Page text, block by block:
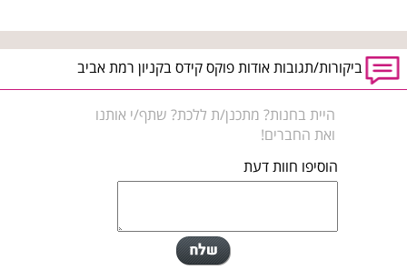
ביקורות/תגובות אודות פוקס קידס בקניון רמת אביב
היית בחנות? מתכנן/ת ללכת? שתף/י אותנו
ואת החברים!
הוסיפו חוות דעת